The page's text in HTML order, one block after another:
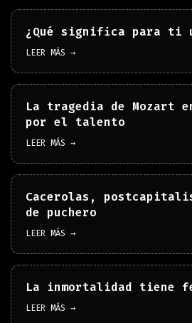
¿Qué significa para ti
LEER MÁS →
La tragedia de Mozart
por el talento
LEER MÁS →
Cacerolas,
de puchero
LEER MÁS →
La inmortalidad tiene
LEER MÁS →